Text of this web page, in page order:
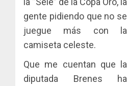
gente pidiendo que no se
juegue más con la
camiseta celeste.
Que me cuentan que la
diputada Brenes ha